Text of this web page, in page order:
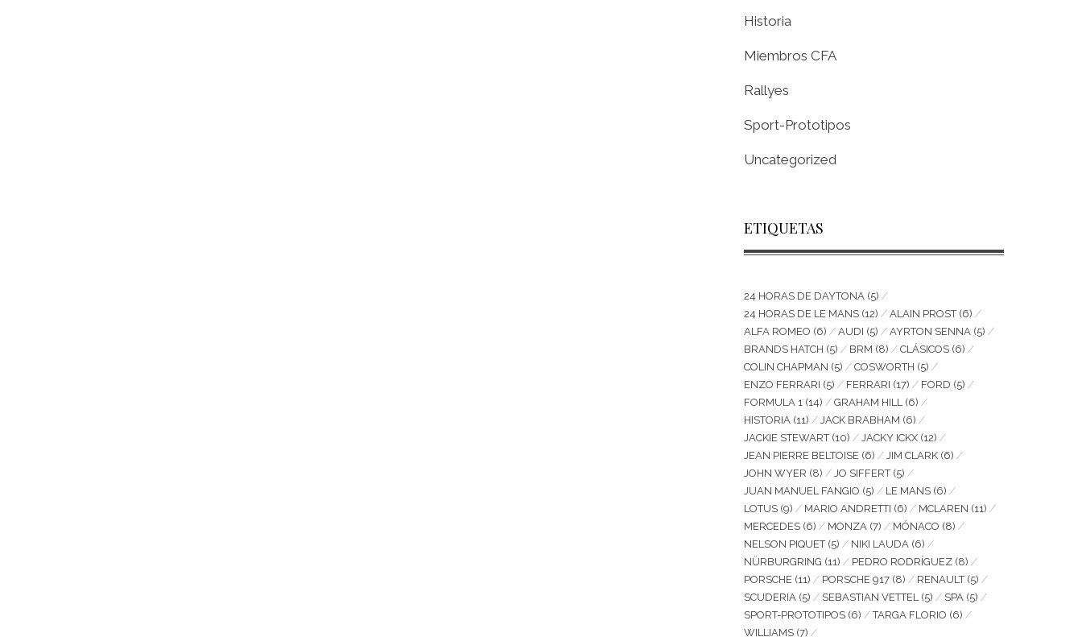
Historia
Miembros CFA
Rallyes
Sport-Prototipos
Uncategorized
ETIQUETAS
24 HORAS DE DAYTONA(5)
24 HORAS DE LE MANS(12) ALAIN PROST(6)
ALFA ROMEO (6) AUDI (5) AYRTON SENNA(5)
BRANDS HATCH (5) BRM (8) CLÁSICOS(6)
COLIN CHAPMAN (5) COSWORTH (5)
ENZO FERRARI (5) FERRARI (17) FORD (5)
FORMULA 1(14) GRAHAM HILL(6)
HISTORIA(11) JACK BRABHAM (6)
JACKIE STEWART(10) JACKY ICKX(12)
JEAN PIERRE BELTOISE(6) JIM CLARK(6)
JOHN WYER (8) JO SIFFERT(5)
JUAN MANUEL FANGIO (5) LE MANS(6)
LOTUS(9) MARIO ANDRETTI (6) MCLAREN (11)
MERCEDES(6) MONZA(7) MÓNACO (8)
NELSON PIQUET(5) NIKI LAUDA(6)
NÜRBURGRING (11) PEDRO RODRÍGUEZ(8)
PORSCHE(11) PORSCHE 917(8) RENAULT(5)
SCUDERIA(5) SEBASTIAN VETTEL(5) SPA(5)
SPORT-PROTOTIPOS(6) TARGA FLORIO (6)
WILLIAMS(7)